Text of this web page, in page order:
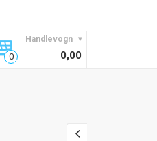
Handlevogn
0,00